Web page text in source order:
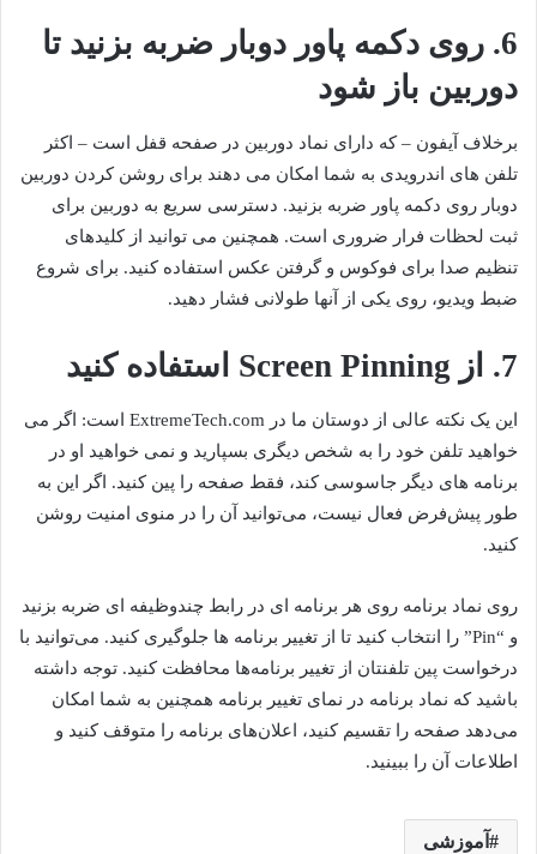
6. روی دکمه پاور دوبار ضربه بزنید تا
دوربین باز شود
برخلاف آیفون – که دارای نماد دوربین در صفحه قفل است – اکثر
تلفن های اندرویدی به شما امکان می دهند برای روشن کردن دوربین
دوبار روی دکمه پاور ضربه بزنید. دسترسی سریع به دوربین برای
ثبت لحظات فرار ضروری است. همچنین می توانید از کلیدهای
تنظیم صدا برای فوکوس و گرفتن عکس استفاده کنید. برای شروع
ضبط ویدیو، روی یکی از آنها طولانی فشار دهید.
7. از Screen Pinning استفاده کنید
این یک نکته عالی از دوستان ما در ExtremeTech.com است: اگر می
خواهید تلفن خود را به شخص دیگری بسپارید و نمی خواهید او در
برنامه های دیگر جاسوسی کند، فقط صفحه را پین کنید. اگر این به
طور پیش‌فرض فعال نیست، می‌توانید آن را در منوی امنیت روشن
کنید.
روی نماد برنامه روی هر برنامه ای در رابط چندوظیفه ای ضربه بزنید
و “Pin” را انتخاب کنید تا از تغییر برنامه ها جلوگیری کنید. می‌توانید با
درخواست پین تلفنتان از تغییر برنامه‌ها محافظت کنید. توجه داشته
باشید که نماد برنامه در نمای تغییر برنامه همچنین به شما امکان
می‌دهد صفحه را تقسیم کنید، اعلان‌های برنامه را متوقف کنید و
اطلاعات آن را ببینید.
آموزشی